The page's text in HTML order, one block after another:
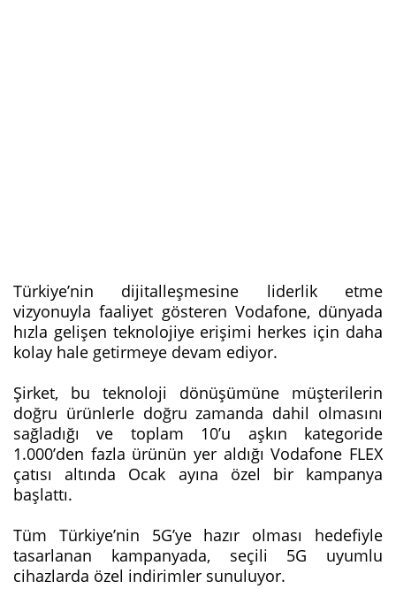
Türkiye’nin dijitalleşmesine liderlik etme
vizyonuyla faaliyet gösteren Vodafone, dünyada
hızla gelişen teknolojiye erişimi herkes için daha
kolay hale getirmeye devam ediyor.
Şirket, bu teknoloji dönüşümüne müşterilerin
doğru ürünlerle doğru zamanda dahil olmasını
sağladığı ve toplam 10’u aşkın kategoride
1.000’den fazla ürünün yer aldığı Vodafone FLEX
çatısı altında Ocak ayına özel bir kampanya
başlattı.
Tüm Türkiye’nin 5G’ye hazır olması hedefiyle
tasarlanan kampanyada, seçili 5G uyumlu
cihazlarda özel indirimler sunuluyor.